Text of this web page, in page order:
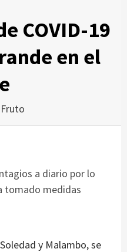
COVID-19
en el
a diario por lo
tomado medidas
y Malambo, se